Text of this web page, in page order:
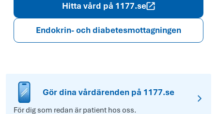
Hitta vård på 1177.se
Endokrin- och diabetesmottagningen
Gör dina vårdärenden på 1177.se
För dig som redan är patient hos oss.